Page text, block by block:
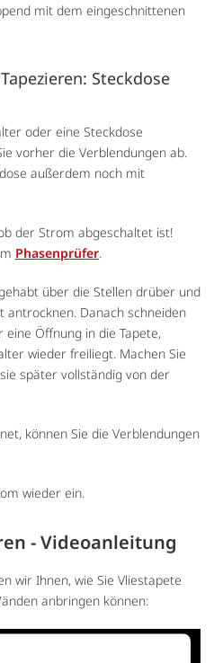
mit dem eingeschnittenen
Steckdose
oder eine Steckdose
vorher die Verblendungen ab.
außerdem noch mit
der Strom abgeschaltet ist!
Phasenprüfer.
über die Stellen drüber und
antrocknen. Danach schneiden
Öffnung in die Tapete,
wieder freiliegt. Machen Sie
später vollständig von der
können Sie die Verblendungen
wieder ein.
- Videoanleitung
wir Ihnen, wie Sie Vliestapete
anbringen können: